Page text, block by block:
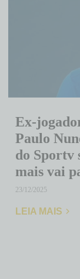
Ex-
Paulo
do Sportv
mais vai
23/12/2025
LEIA MAIS